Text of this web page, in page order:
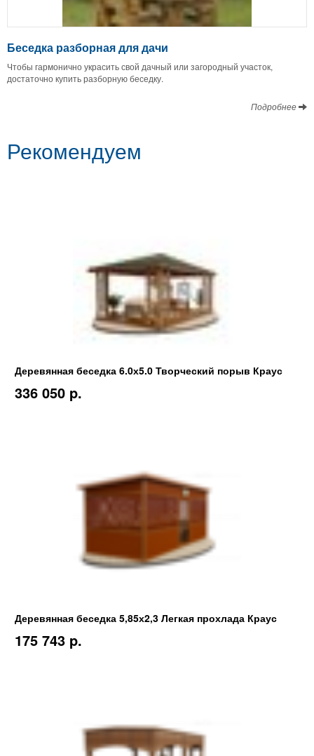
Беседка разборная для дачи
Чтобы гармонично украсить свой дачный или загородный участок,
достаточно купить разборную беседку.
Подробнее
Рекомендуем
Деревянная беседка 6.0х5.0 Творческий порыв Краус
336 050 p.
Деревянная беседка 5,85х2,3 Легкая прохлада Краус
175 743 p.